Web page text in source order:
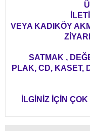
VEYA KADIKÖY
SATMAK ,
PLAK, CD, KASET,
İLGİNİZ İÇİN